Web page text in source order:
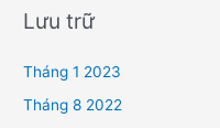
Lưu trữ
Tháng 1 2023
Tháng 8 2022